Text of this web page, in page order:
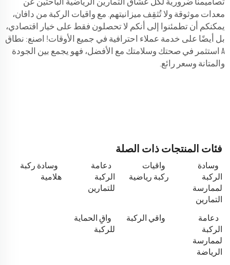
تصاميمنا ضرورية لكل عشاق التمارين الرياضية الباحثين عن
معدات موثوقة ولا تُثقِف ميزانيتهم. مع واقيات الركبة من دافان،
يمكنكم أن تطمئنوا إلى أنكم لا تحصلون فقط على خيار اقتصادي،
بل أيضًا على خدمة عملاء احترافية في جميع الأوقات! اصنع: نطاق
A استثمر في صحتك وسلامتك مع الأفضل، فهو يجمع بين الجودة
والمتانة وسعر رائع.
فئات المنتجات ذات الصلة
وسادة
الركبة
لممارسة
التمارين
واقيات
ركبة رياضية
دعامة
الركبة
للتمارين
وسادة ركبة
هلامية
دعامة
الركبة
لممارسة
الرياضة
واقي الركبة
واقِ الحماية
للركبة